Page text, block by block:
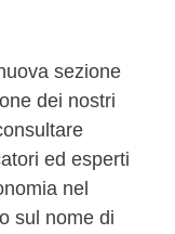
sezione
dei nostri
ed esperti
nel
sul nome di